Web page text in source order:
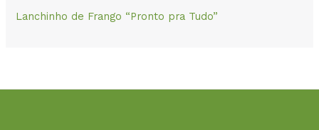
Lanchinho de Frango “Pronto pra Tudo”